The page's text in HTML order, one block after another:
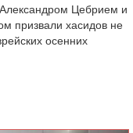
Цебрием и
призвали хасидов не
осенних